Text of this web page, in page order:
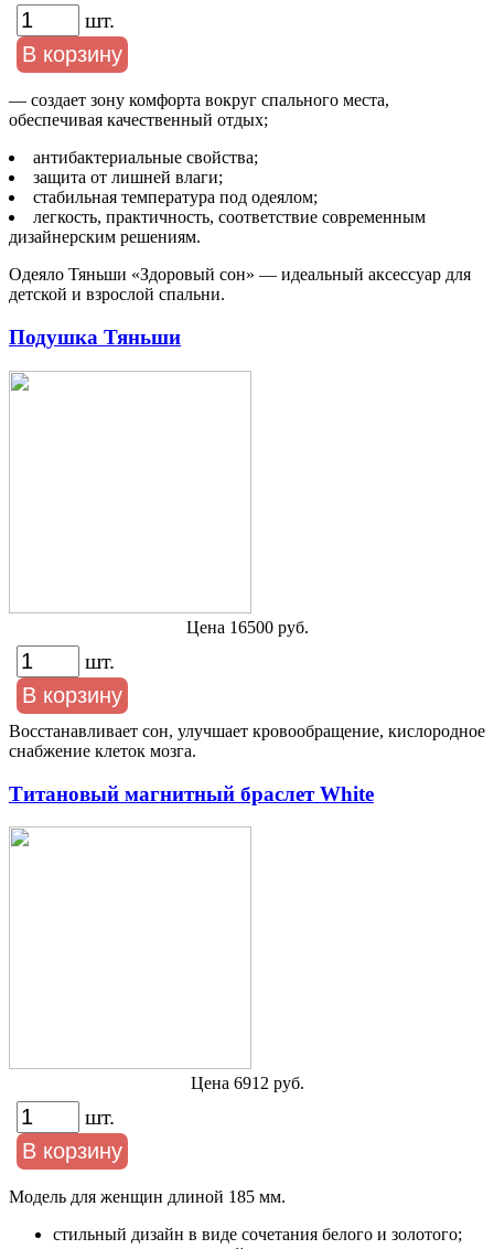
шт.
— создает зону комфорта вокруг спального места,
обеспечивая качественный отдых;
антибактериальные свойства;
защита от лишней влаги;
стабильная температура под одеялом;
легкость, практичность, соответствие современным
дизайнерским решениям.
Одеяло Тяньши «Здоровый сон» — идеальный аксессуар для
детской и взрослой спальни.
Подушка Тяньши
Цена 16500 руб.
шт.
Восстанавливает сон, улучшает кровообращение, кислородное
снабжение клеток мозга.
Титановый магнитный браслет White
Цена 6912 руб.
шт.
Модель для женщин длиной 185 мм.
стильный дизайн в виде сочетания белого и золотого;